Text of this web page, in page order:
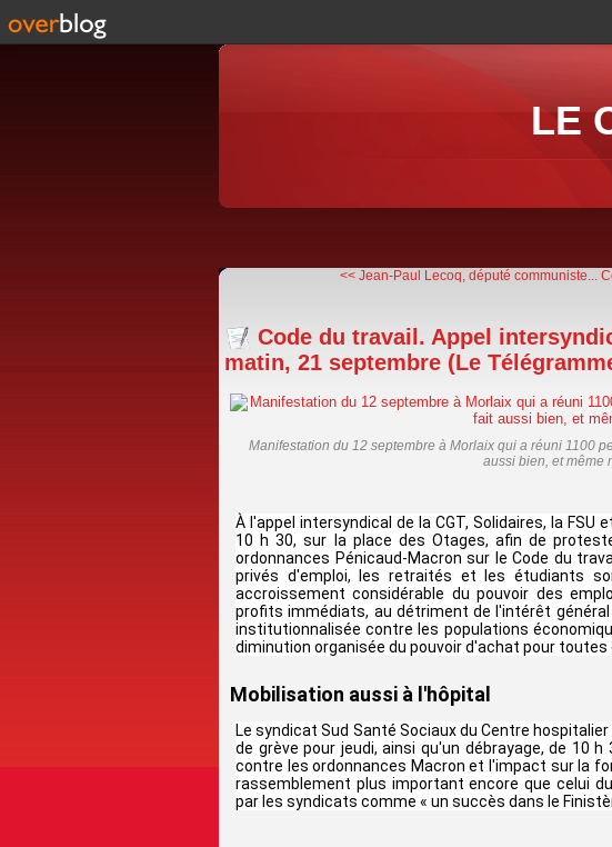
LE
<< Jean-Paul Lecoq, député communiste...
Code du travail. Appel
matin, 21 septembre (Le
Manifestation du 12 septembre à Morlaix qui a réuni 1100
aussi bien, et même
À l'appel intersyndical de la CGT, Solidaires, la FSU
10 h 30, sur la place des Otages, afin de
ordonnances Pénicaud-Macron sur le Code du
privés d'emploi, les retraités et les étudiants
accroissement considérable du pouvoir des
profits immédiats, au détriment de l'intérêt
institutionnalisée contre les populations
diminution organisée du pouvoir d'achat pour toutes
Mobilisation aussi à l'hôpital
Le syndicat Sud Santé Sociaux du Centre
de grève pour jeudi, ainsi qu'un débrayage, de 10
contre les ordonnances Macron et l'impact sur la
rassemblement plus important encore que celui
par les syndicats comme « un succès dans le